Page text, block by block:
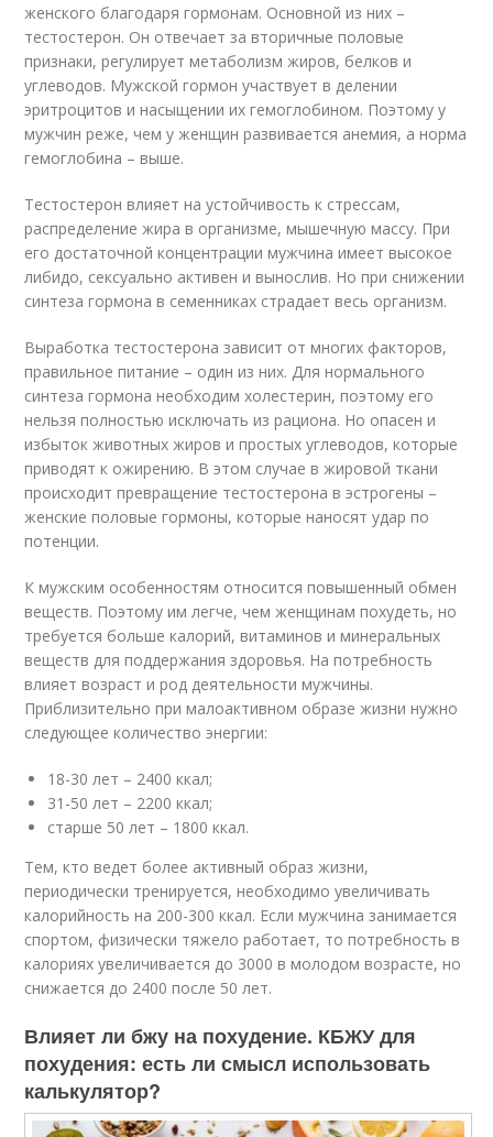
женского благодаря гормонам. Основной из них –
тестостерон. Он отвечает за вторичные половые
признаки, регулирует метаболизм жиров, белков и
углеводов. Мужской гормон участвует в делении
эритроцитов и насыщении их гемоглобином. Поэтому у
мужчин реже, чем у женщин развивается анемия, а норма
гемоглобина – выше.
Тестостерон влияет на устойчивость к стрессам,
распределение жира в организме, мышечную массу. При
его достаточной концентрации мужчина имеет высокое
либидо, сексуально активен и вынослив. Но при снижении
синтеза гормона в семенниках страдает весь организм.
Выработка тестостерона зависит от многих факторов,
правильное питание – один из них. Для нормального
синтеза гормона необходим холестерин, поэтому его
нельзя полностью исключать из рациона. Но опасен и
избыток животных жиров и простых углеводов, которые
приводят к ожирению. В этом случае в жировой ткани
происходит превращение тестостерона в эстрогены –
женские половые гормоны, которые наносят удар по
потенции.
К мужским особенностям относится повышенный обмен
веществ. Поэтому им легче, чем женщинам похудеть, но
требуется больше калорий, витаминов и минеральных
веществ для поддержания здоровья. На потребность
влияет возраст и род деятельности мужчины.
Приблизительно при малоактивном образе жизни нужно
следующее количество энергии:
18-30 лет – 2400 ккал;
31-50 лет – 2200 ккал;
старше 50 лет – 1800 ккал.
Тем, кто ведет более активный образ жизни,
периодически тренируется, необходимо увеличивать
калорийность на 200-300 ккал. Если мужчина занимается
спортом, физически тяжело работает, то потребность в
калориях увеличивается до 3000 в молодом возрасте, но
снижается до 2400 после 50 лет.
Влияет ли бжу на похудение. КБЖУ для
похудения: есть ли смысл использовать
калькулятор?